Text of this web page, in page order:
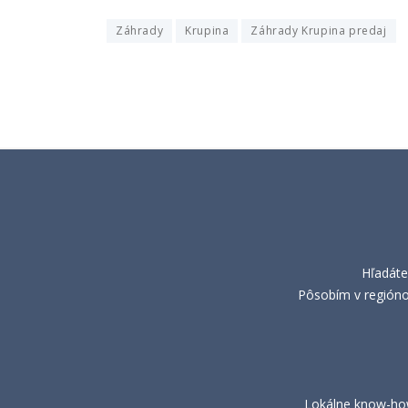
Záhrady Krupina Záhrady Krupina predaj
Pôsobím v
Lokálne know-